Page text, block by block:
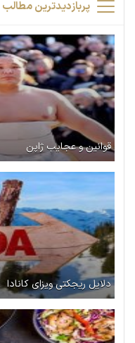
پربازدیدترین مطالب
قوانین و عجایب ژاپن
دلایل ریجکتی ویزای کانادا